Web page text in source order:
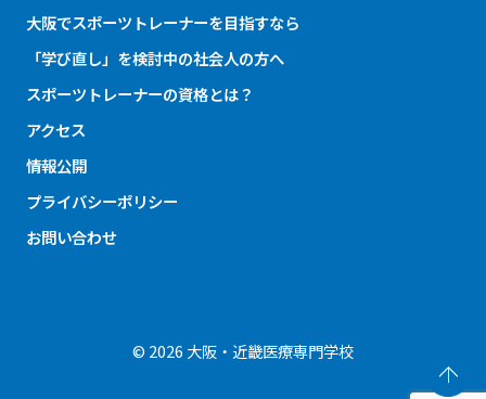
大阪でスポーツトレーナーを目指すなら
「学び直し」を検討中の社会人の方へ
スポーツトレーナーの資格とは？
アクセス
情報公開
プライバシーポリシー
お問い合わせ
© 2026 大阪・近畿医療専門学校